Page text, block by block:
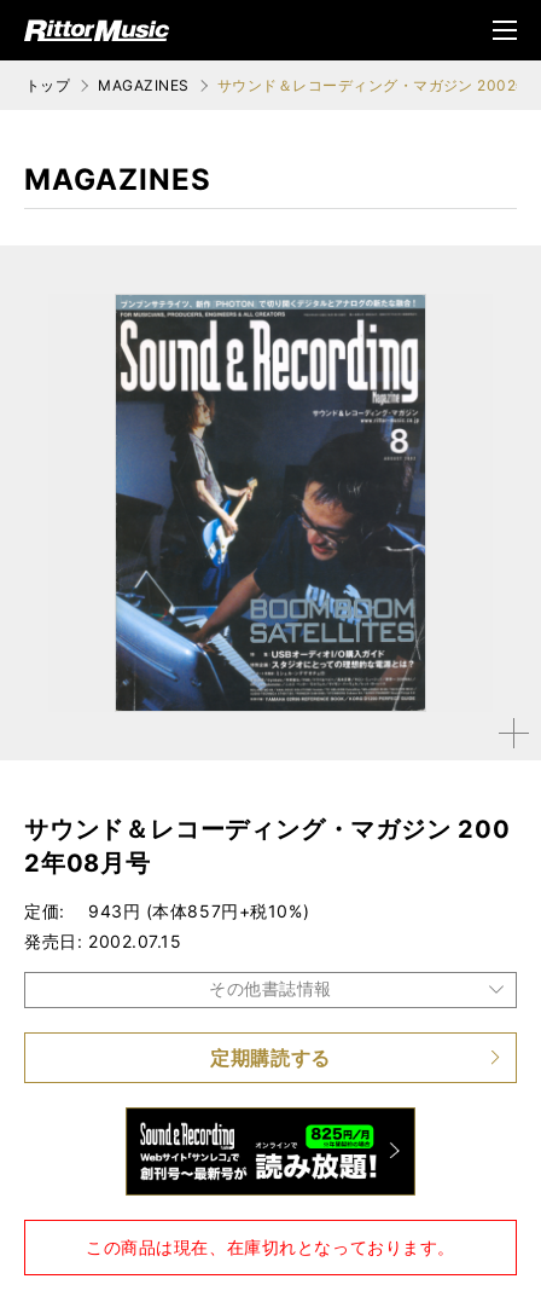
ジック (Rittor Musi
メニ
ュ
トップ MAGAZINES サウンド＆レコーディング・マガジン 2002年
MAGAZINES
拡大す
サウンド＆レコーディング・マガジン 200
2年08月号
定価
943円 (本体857円+税10%)
発売日
2002.07.15
その他書誌情報
A4変形判 / 344ページ
定期購読する
この商品は現在、在庫切れとなっております。